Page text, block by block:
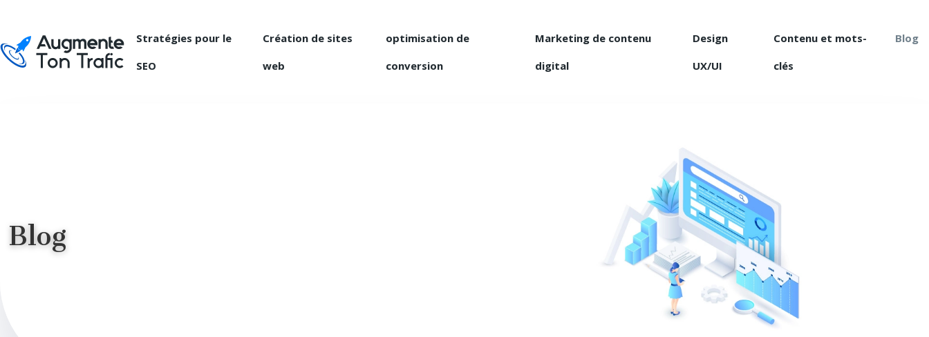
Stratégies pour le
SEO
Création de sites
web
optimisation de
conversion
Marketing de contenu
digital
Design
UX/UI
Contenu et mots-
clés
Blog
Blog